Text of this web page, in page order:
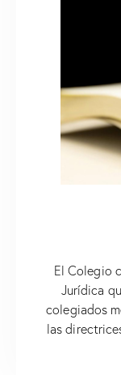
El Colegio
Jurídica
colegiados
las